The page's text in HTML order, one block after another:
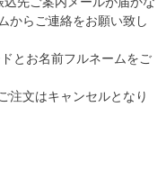
からご連絡をお願い致し
とお名前フルネームをご
注文はキャンセルとなり